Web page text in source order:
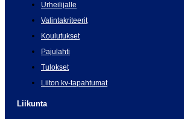
Urheilijalle
Valintakriteerit
Koulutukset
Pajulahti
Tulokset
Liiton kv-tapahtumat
Liikunta